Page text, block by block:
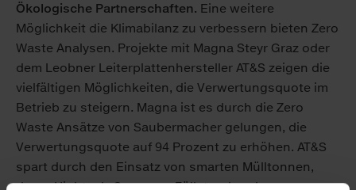
Ökologische Partnerschaften. Eine weitere
Möglichkeit die Klimabilanz zu verbessern bieten Zero
Waste Analysen. Projekte mit Magna Steyr Graz oder
dem Leobner Leiterplattenhersteller AT&S zeigen die
vielfältigen Möglichkeiten, die Verwertungsquote im
Betrieb zu steigern. Magna ist es durch die Zero
Waste Ansätze von Saubermacher gelungen, die
Verwertungsquote auf 94 Prozent zu erhöhen. AT&S
spart durch den Einsatz von smarten Mülltonnen,
deren Hightech-Sensoren Füllstand und